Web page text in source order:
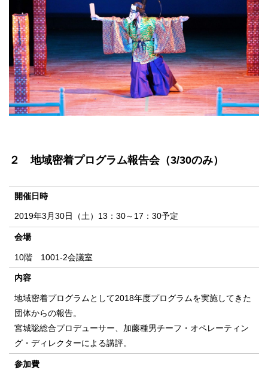
２ 地域密着プログラム報告会（3/30のみ）
開催日時
2019年3月30日（土）13：30～17：30予定
会場
10階 1001‐2会議室
内容
地域密着プログラムとして2018年度プログラムを実施してきた
団体からの報告。
宮城聡総合プロデューサー、加藤種男チーフ・オペレーティン
グ・ディレクターによる講評。
参加費